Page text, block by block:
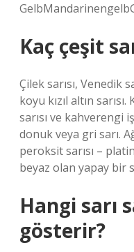
Kaç çeşit
Çilek sarısı, Venedik
koyu kızıl altın
sarısı ve kahverengi
donuk veya gri sarı.
peroksit sarısı –
beyaz olan yapay bir
Hangi sarı
gösterir?